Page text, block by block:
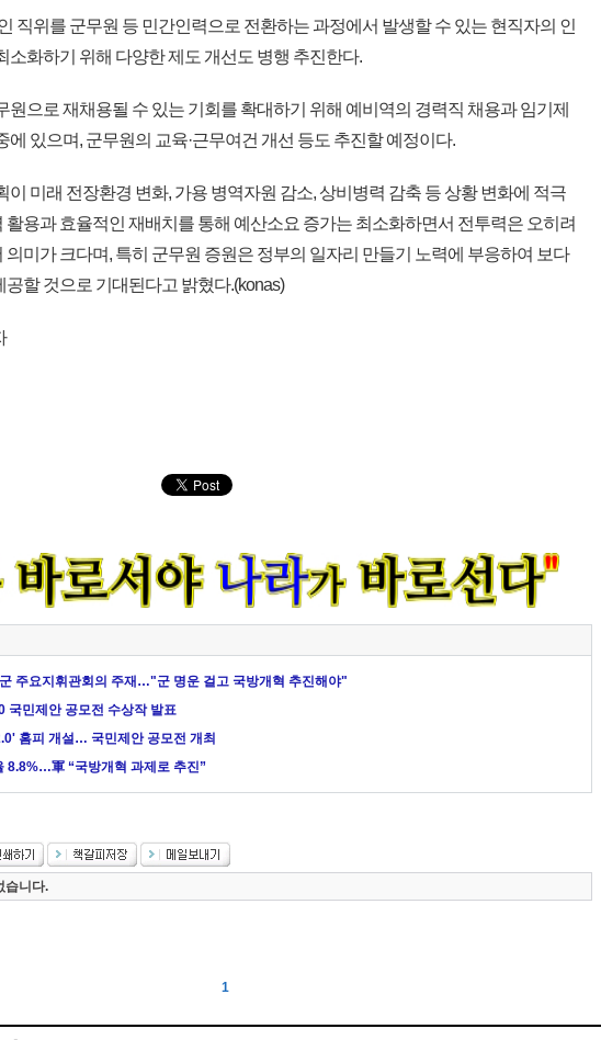
직위를 군무원 등 민간인력으로 전환하는 과정에서 발생할 수 있는 현직자의 인
소화하기 위해 다양한 제도 개선도 병행 추진한다.
원으로 재채용될 수 있는 기회를 확대하기 위해 예비역의 경력직 채용과 임기제
에 있으며, 군무원의 교육·근무여건 개선 등도 추진할 예정이다.
이 미래 전장환경 변화, 가용 병역자원 감소, 상비병력 감축 등 상황 변화에 적극
활용과 효율적인 재배치를 통해 예산소요 증가는 최소화하면서 전투력은 오히려
의미가 크다며, 특히 군무원 증원은 정부의 일자리 만들기 노력에 부응하여 보다
할 것으로 기대된다고 밝혔다.(konas)
주요지휘관회의 주재…"군 명운 걸고 국방개혁 추진해야"
국민제안 공모전 수상작 발표
홈피 개설… 국민제안 공모전 개최
8.8%…軍 “국방개혁 과제로 추진”
습니다.
1